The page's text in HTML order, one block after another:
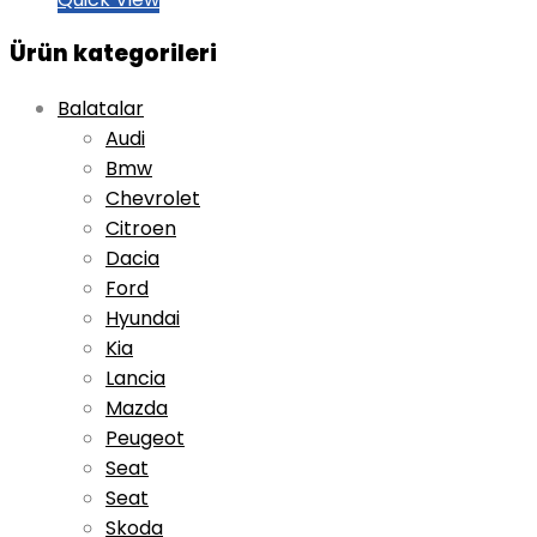
Ürün kategorileri
Balatalar
Audi
Bmw
Chevrolet
Citroen
Dacia
Ford
Hyundai
Kia
Lancia
Mazda
Peugeot
Seat
Seat
Skoda